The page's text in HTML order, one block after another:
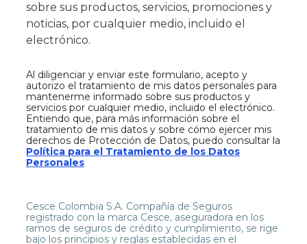
sobre sus productos, servicios, promociones y
noticias, por cualquier medio, incluido el
electrónico.
Al diligenciar y enviar este formulario, acepto y
autorizo el tratamiento de mis datos personales para
mantenerme informado sobre sus productos y
servicios por cualquier medio, incluido el electrónico.
Entiendo que, para más información sobre el
tratamiento de mis datos y sobre cómo ejercer mis
derechos de Protección de Datos, puedo consultar la
Política para el Tratamiento de los Datos
Personales
Cesce Colombia S.A. Compañía de Seguros
registrado con la marca Cesce, aseguradora en los
ramos de seguros de crédito y cumplimiento, se rige
bajo los principios y reglas establecidas en el